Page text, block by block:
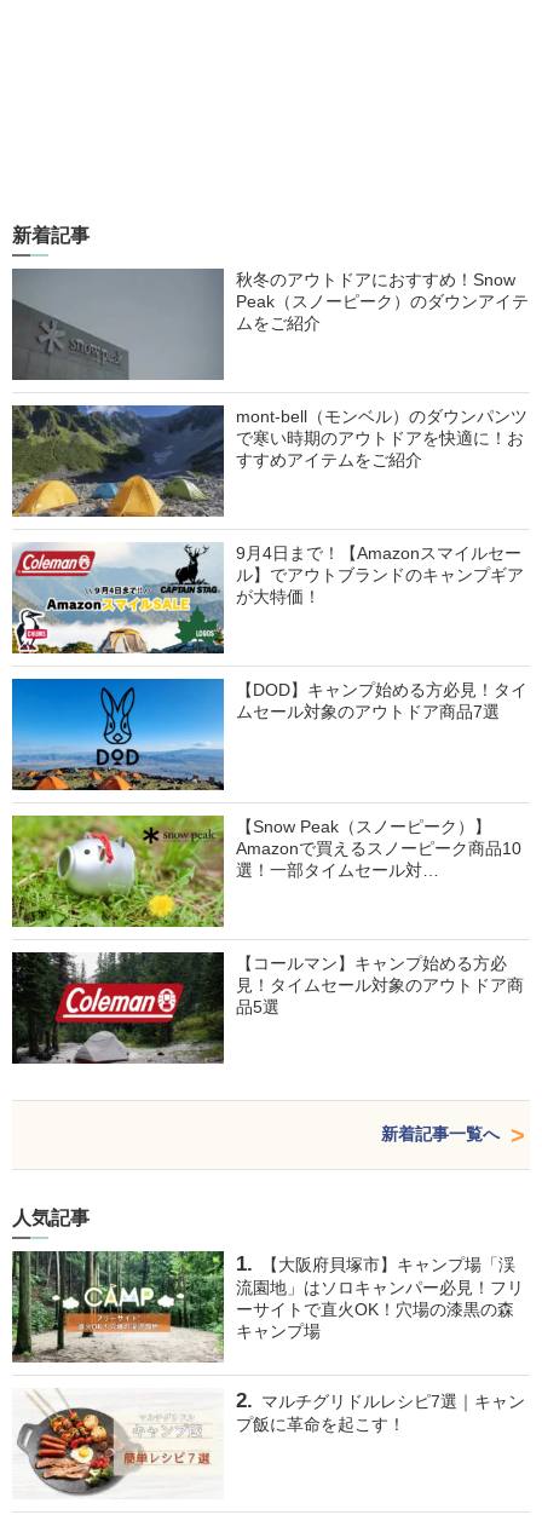
新着記事
秋冬のアウトドアにおすすめ！Snow
Peak（スノーピーク）のダウンアイテ
ムをご紹介
mont-bell（モンベル）のダウンパンツ
で寒い時期のアウトドアを快適に！お
すすめアイテムをご紹介
9月4日まで！【Amazonスマイルセー
ル】でアウトブランドのキャンプギア
が大特価！
【DOD】キャンプ始める方必見！タイ
ムセール対象のアウトドア商品7選
【Snow Peak（スノーピーク）】
Amazonで買えるスノーピーク商品10
選！一部タイムセール対…
【コールマン】キャンプ始める方必
見！タイムセール対象のアウトドア商
品5選
新着記事一覧へ
人気記事
【大阪府貝塚市】キャンプ場「渓
流園地」はソロキャンパー必見！フリ
ーサイトで直火OK！穴場の漆黒の森
キャンプ場
マルチグリドルレシピ7選｜キャン
プ飯に革命を起こす！